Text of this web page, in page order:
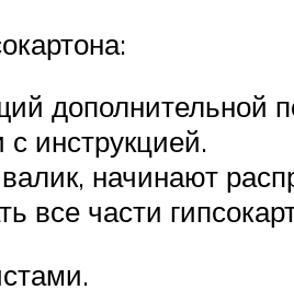
дополнительной
инструкцией.
начинают
все части